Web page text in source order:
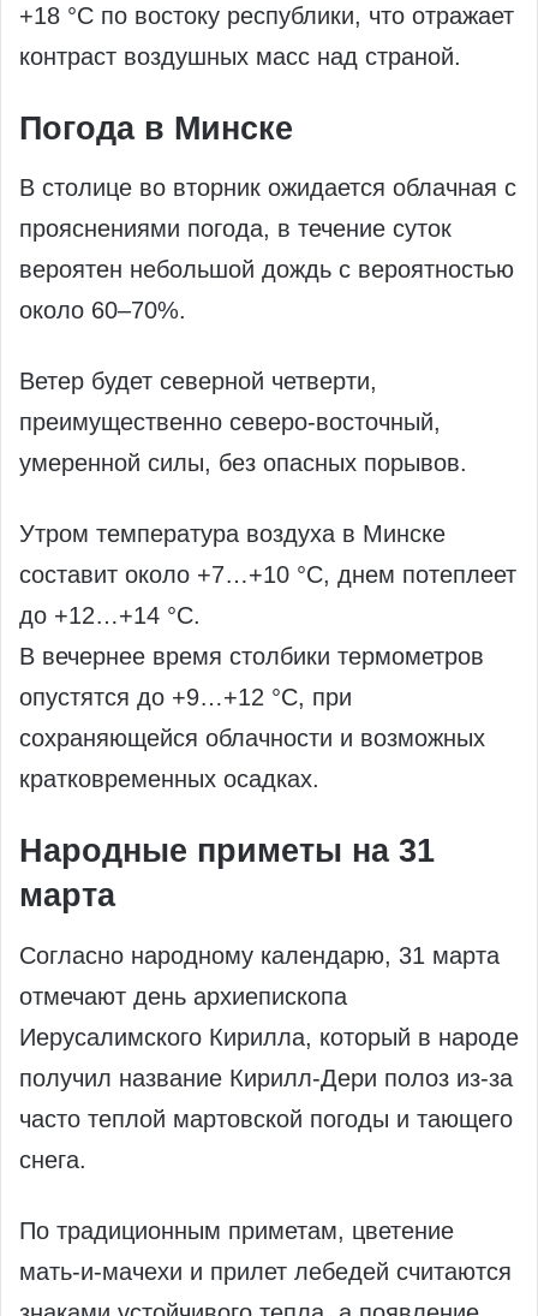
+18 °С по востоку республики, что отражает
контраст воздушных масс над страной.
Погода в Минске
В столице во вторник ожидается облачная с
прояснениями погода, в течение суток
вероятен небольшой дождь с вероятностью
около 60–70%.
Ветер будет северной четверти,
преимущественно северо-восточный,
умеренной силы, без опасных порывов.
Утром температура воздуха в Минске
составит около +7…+10 °С, днем потеплеет
до +12…+14 °С.
В вечернее время столбики термометров
опустятся до +9…+12 °С, при
сохраняющейся облачности и возможных
кратковременных осадках.
Народные приметы на 31
марта
Согласно народному календарю, 31 марта
отмечают день архиепископа
Иерусалимского Кирилла, который в народе
получил название Кирилл-Дери полоз из‑за
часто теплой мартовской погоды и тающего
снега.
По традиционным приметам, цветение
мать-и-мачехи и прилет лебедей считаются